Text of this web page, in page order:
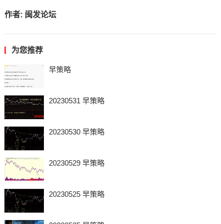
作者: 闽发论坛
为您推荐
早策略
20230531 早策略
20230530 早策略
20230529 早策略
20230525 早策略